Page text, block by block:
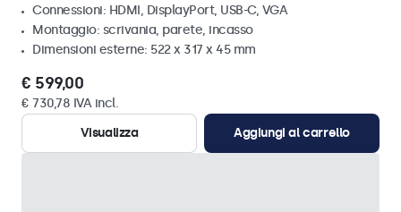
Connessioni: HDMI, DisplayPort, USB-C, VGA
Montaggio: scrivania, parete, incasso
Dimensioni esterne: 522 x 317 x 45 mm
€ 599,00
€ 730,78 IVA incl.
Visualizza
Aggiungi al carrello